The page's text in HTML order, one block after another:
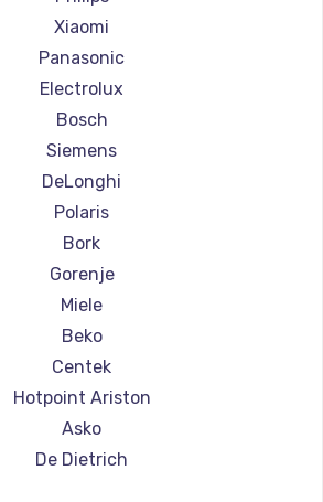
кофемашин Olympia
кофемашин Saeco
кофемашин La Cimbali
кофемашин WMF
кофемашин Yamaguchi
кофемашин Nivona
кофемашин Astoria
кофемашин JVC
кофемашин Ariston
кофемашин Grundig
ROCKET MOZZAFIATO
кофемашин Vivitek
кофемашин Thomson
кофемашин Hisense
кофемашин DELTA
Xiaomi
Panasonic
Electrolux
Bosch
Siemens
DeLonghi
Polaris
Bork
Gorenje
Miele
Beko
Centek
Hotpoint Ariston
Asko
De Dietrich